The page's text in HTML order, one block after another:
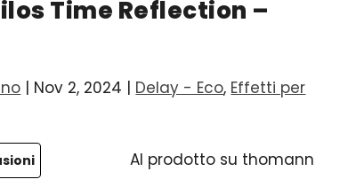
Time Reflection –
| Nov 2, 2024 | Delay - Eco, Effetti per
Al prodotto su thomann